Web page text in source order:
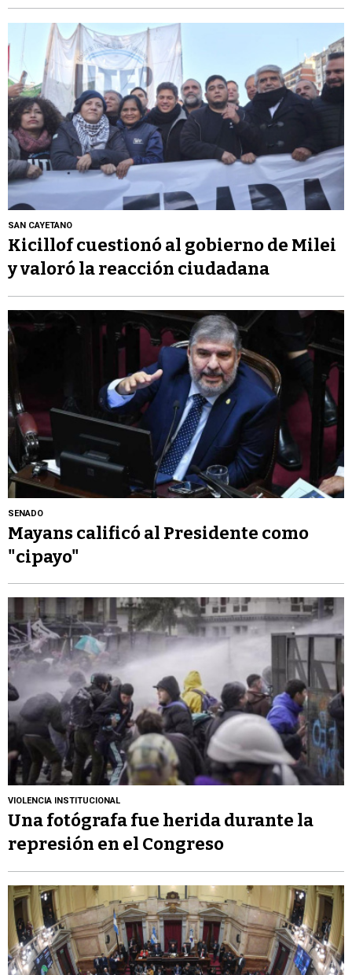
SAN CAYETANO
Kicillof cuestionó al gobierno de Milei
y valoró la reacción ciudadana
SENADO
Mayans calificó al Presidente como
"cipayo"
VIOLENCIA INSTITUCIONAL
Una fotógrafa fue herida durante la
represión en el Congreso